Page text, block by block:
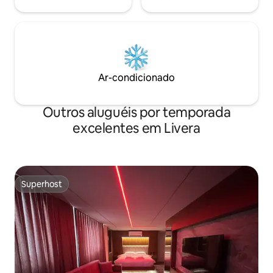
Ar-condicionado
Outros aluguéis por temporada
excelentes em Livera
Superhost
Superhost